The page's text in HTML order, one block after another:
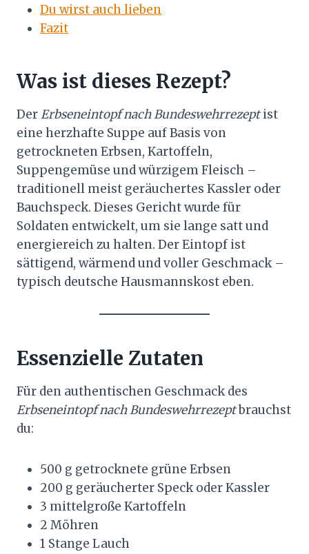
Du wirst auch lieben
Fazit
Was ist dieses Rezept?
DerErbseneintopf nach Bundeswehrrezeptist
eine herzhafte Suppe auf Basis von
getrockneten Erbsen, Kartoffeln,
Suppengemüse und würzigem Fleisch –
traditionell meist geräuchertes Kassler oder
Bauchspeck. Dieses Gericht wurde für
Soldaten entwickelt, um sie lange satt und
energiereich zu halten. Der Eintopf ist
sättigend, wärmend und voller Geschmack –
typisch deutsche Hausmannskost eben.
Essenzielle Zutaten
Für den authentischen Geschmack des
Erbseneintopf nach Bundeswehrrezeptbrauchst
du:
500 g getrocknete grüne Erbsen
200 g geräucherter Speck oder Kassler
3 mittelgroße Kartoffeln
2 Möhren
1 Stange Lauch